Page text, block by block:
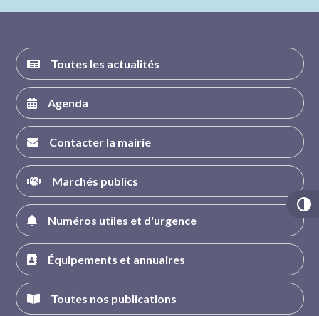
Toutes les actualités
Agenda
Contacter la mairie
Marchés publics
Numéros utiles et d'urgence
Équipements et annuaires
Toutes nos publications